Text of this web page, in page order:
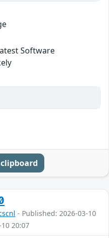
Software
clipboard
- Published: 2026-03-10
20:07